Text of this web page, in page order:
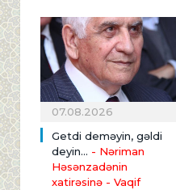
07.08.2026
Getdi deməyin, gəldi
deyin... - Nəriman
Həsənzadənin
xatirəsinə - Vaqif